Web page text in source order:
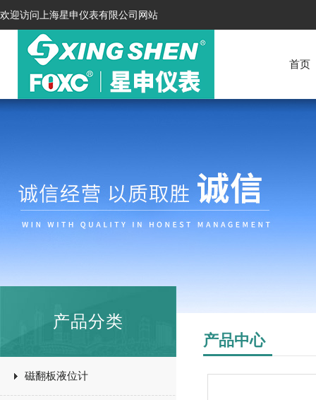
欢迎访问上海星申仪表有限公司网站
首页
产品分类
磁翻板液位计
产品中心